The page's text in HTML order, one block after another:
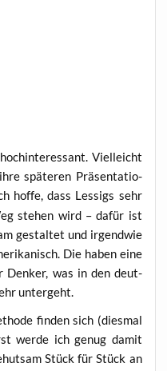
Viel­leicht
spä­te­ren Prä­sen­ta­tio­
hof­fe, dass Les­sigs sehr
ste­hen wird – dafür ist
gestal­tet und irgend­wie
Die haben eine
Den­ker, was in den deut­
untergeht.
fin­den sich (dies­mal
wer­de ich genug damit
Stück für Stück an